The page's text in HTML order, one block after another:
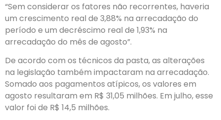
“Sem considerar os fatores não recorrentes, haveria
um crescimento real de 3,88% na arrecadação do
período e um decréscimo real de 1,93% na
arrecadação do mês de agosto”.
De acordo com os técnicos da pasta, as alterações
na legislação também impactaram na arrecadação.
Somado aos pagamentos atípicos, os valores em
agosto resultaram em R$ 31,05 milhões. Em julho, esse
valor foi de R$ 14,5 milhões.